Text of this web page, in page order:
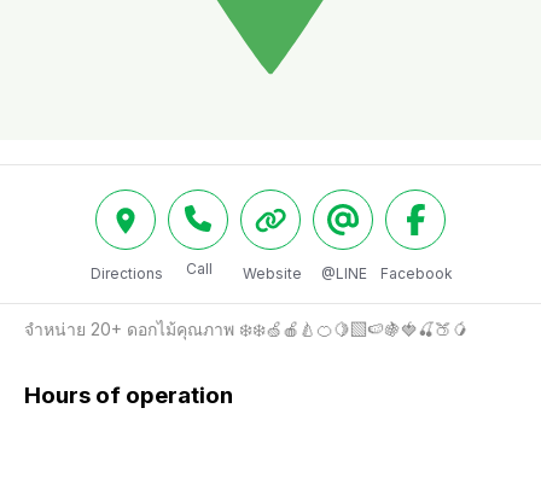
Directions Call Website @LINE Facebook
จำหน่าย 20+ ดอกไม้คุณภาพ ❄️❄️🍏🍎🍐🍊🍋‍🟩🍉🍇🍓🍒🍑🥭
Hours of operation